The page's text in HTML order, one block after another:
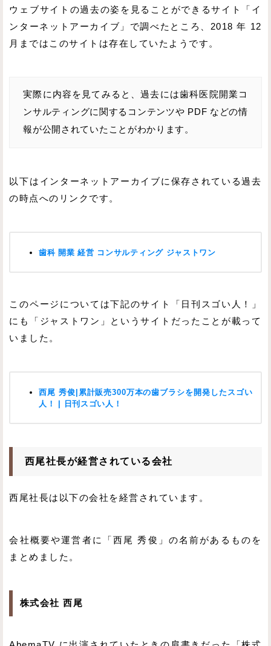
ウェブサイトの過去の姿を見ることができるサイト「イ
ンターネットアーカイブ」で調べたところ、2018 年 12
月まではこのサイトは存在していたようです。
実際に内容を見てみると、過去には歯科医院開業コ
ンサルティングに関するコンテンツや PDF などの情
報が公開されていたことがわかります。
以下はインターネットアーカイブに保存されている過去
の時点へのリンクです。
歯科 開業 経営 コンサルティング ジャストワン
このページについては下記のサイト「日刊スゴい人！」
にも「ジャストワン」というサイトだったことが載って
いました。
西尾 秀俊|累計販売300万本の歯ブラシを開発したスゴい
人！ | 日刊スゴい人！
西尾社長が経営されている会社
西尾社長は以下の会社を経営されています。
会社概要や運営者に「西尾 秀俊」の名前があるものを
まとめました。
株式会社 西尾